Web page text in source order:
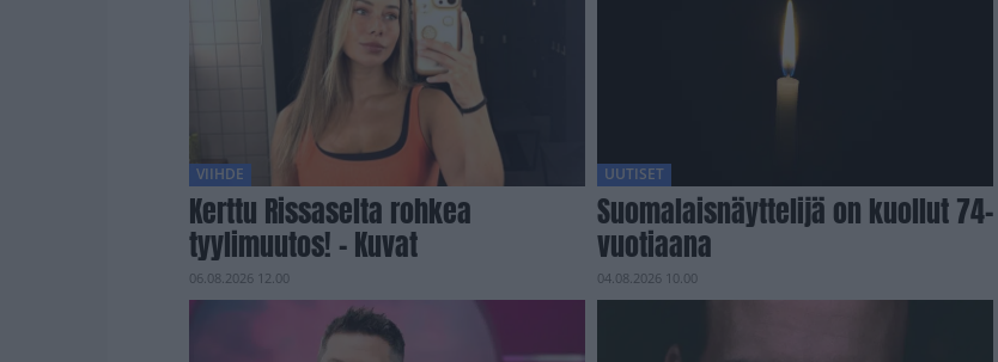
VIIHDE
Kerttu Rissaselta rohkea
tyylimuutos! – Kuvat
06.08.2026 12.00
UUTISET
Suomalaisnäyttelijä on kuollut 74-
vuotiaana
04.08.2026 10.00